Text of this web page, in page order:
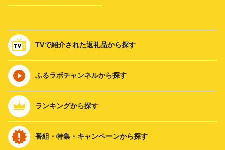
TVで紹介された返礼品から探す
ふるラボチャンネルから探す
ランキングから探す
番組・特集・キャンペーンから探す